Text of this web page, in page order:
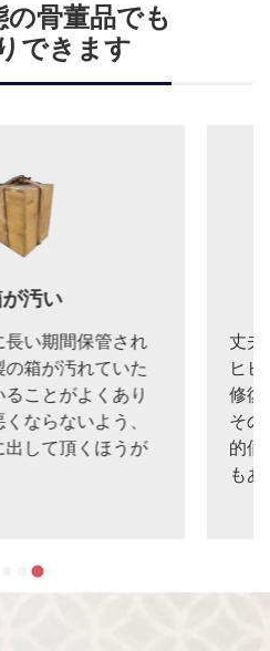
の骨董品でも
できます
汚い
長い期間保管され
箱が汚れていた
ることがよくあり
ならないよう、
出して頂くほうが
丈夫
ヒ
修復
その
的価
もあ